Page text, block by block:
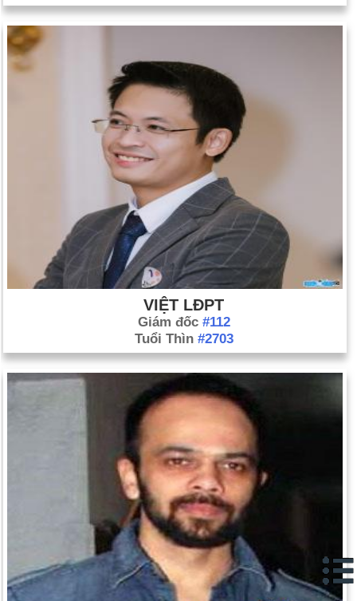
VIỆT LĐPT
Giám đốc #112
Tuổi Thìn #2703